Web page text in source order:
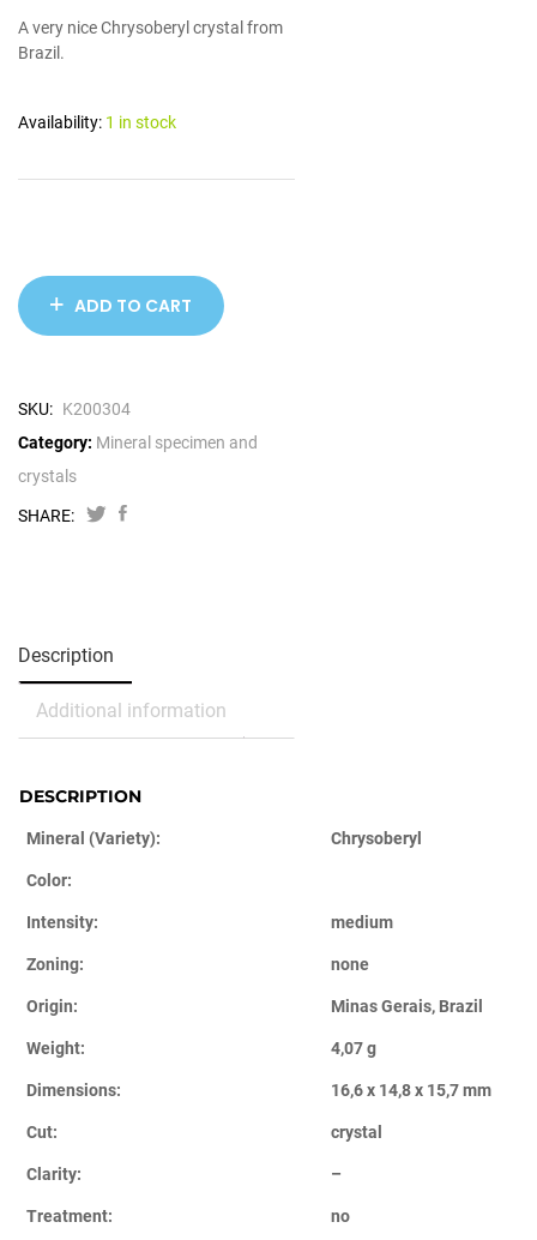
A very nice Chrysoberyl crystal from
Brazil.
Availability: 1 in stock
ADD TO CART
SKU: K200304
Category: Mineral specimen and
crystals
SHARE:
Description
Additional information
DESCRIPTION
Mineral (Variety): Chrysoberyl
Color:
Intensity: medium
Zoning: none
Origin: Minas Gerais, Brazil
Weight: 4,07 g
Dimensions: 16,6 x 14,8 x 15,7 mm
Cut: crystal
Clarity: –
Treatment: no